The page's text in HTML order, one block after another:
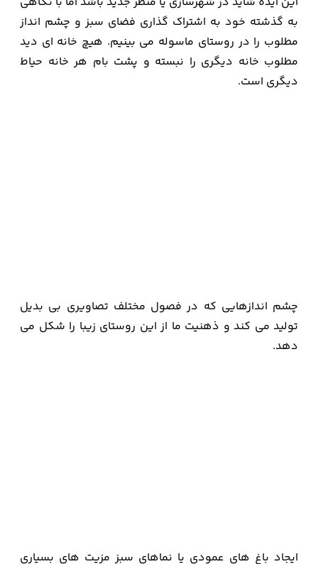
به گذشته خود به اشتراک گذاری فضای سبز و چشم انداز
مطلوب را در روستای ماسوله می بینیم. هیچ خانه ای دید
مطلوب خانه دیگری را نبسته و پشت بام هر خانه حیاط
دیگری است.
چشم اندازهایی که در فصول مختلف تصاویری بی بدیل
تولید می کند و ذهنیت ما از این روستای زیبا را شکل می
دهد.
ایجاد باغ های عمودی یا نماهای سبز مزیت های بسیاری